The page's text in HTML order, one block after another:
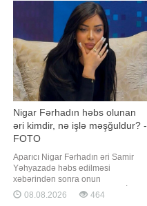
agentliyi məlumat yayıb. "Hücum
nəticəsində heç kim xəsarət
almayıb, vəziyyət nəzarətə
götürülüb"
Nigar Fərhadın həbs olunan
əri kimdir, nə işlə məşğuldur? -
FOTO
Aparıcı Nigar Fərhadın əri Samir
Yəhyazadə həbs edilməsi
xəbərindən sonra onun
şəxsiyyətinə maraq yaranıb. BİG.AZ
Yeni Sabah-a istinadən xəbər verir
08.08.2026 464